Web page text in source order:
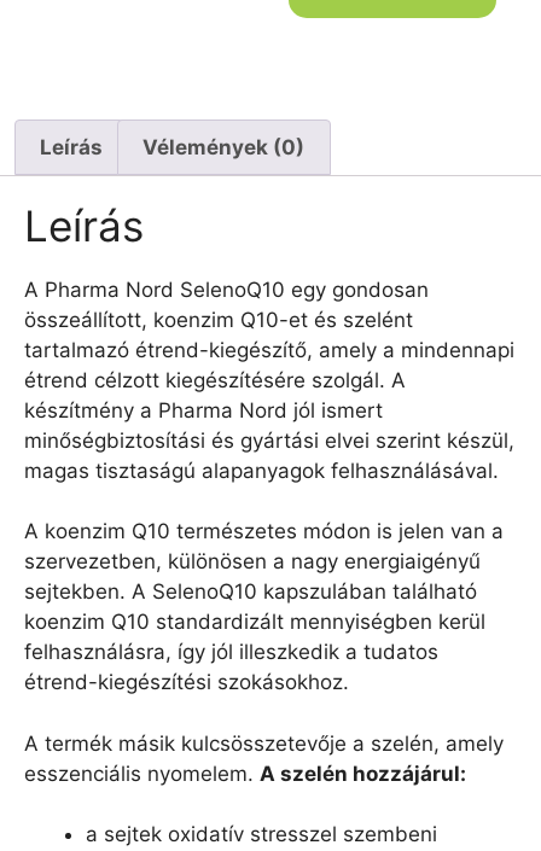
Leírás Vélemények (0)
Leírás
A Pharma Nord SelenoQ10 egy gondosan
összeállított, koenzim Q10-et és szelént
tartalmazó étrend-kiegészítő, amely a mindennapi
étrend célzott kiegészítésére szolgál. A
készítmény a Pharma Nord jól ismert
minőségbiztosítási és gyártási elvei szerint készül,
magas tisztaságú alapanyagok felhasználásával.
A koenzim Q10 természetes módon is jelen van a
szervezetben, különösen a nagy energiaigényű
sejtekben. A SelenoQ10 kapszulában található
koenzim Q10 standardizált mennyiségben kerül
felhasználásra, így jól illeszkedik a tudatos
étrend-kiegészítési szokásokhoz.
A termék másik kulcsösszetevője a szelén, amely
esszenciális nyomelem. A szelén hozzájárul:
a sejtek oxidatív stresszel szembeni